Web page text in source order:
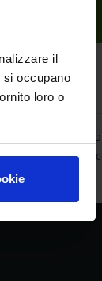
il
si occupano
loro o
Per informazioni